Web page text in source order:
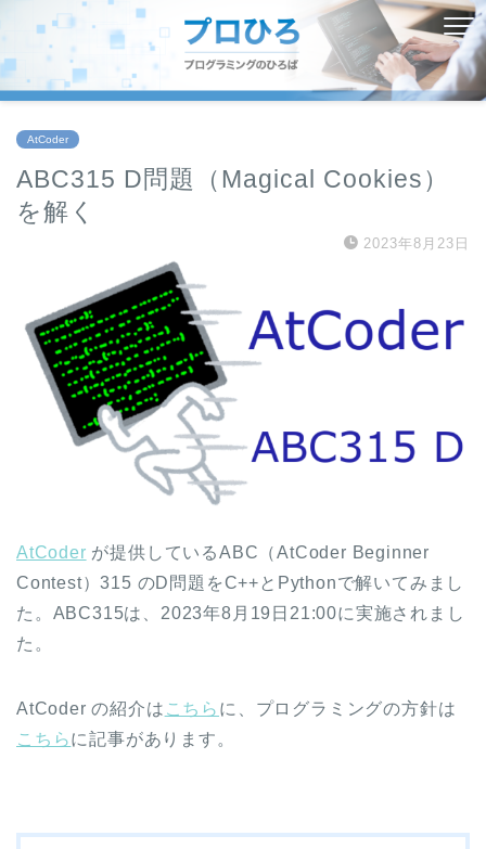
AtCoder
ABC315 D問題（Magical Cookies）
を解く
2023年8月23日
AtCoder が提供しているABC（AtCoder Beginner
Contest）315 のD問題をC++とPythonで解いてみまし
た。ABC315は、2023年8月19日21:00に実施されまし
た。
AtCoder の紹介は こちら に、プログラミングの方針は
こちらに記事があります。